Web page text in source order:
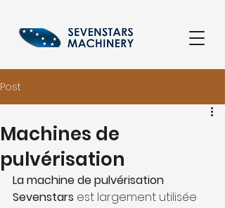
Post
Machines de
pulvérisation
La machine de pulvérisation
Sevenstars est largement utilisée